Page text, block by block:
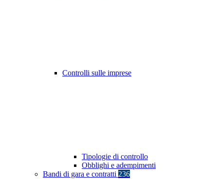
Controlli sulle imprese
Tipologie di controllo
Obblighi e adempimenti
Bandi di gara e contratti 236